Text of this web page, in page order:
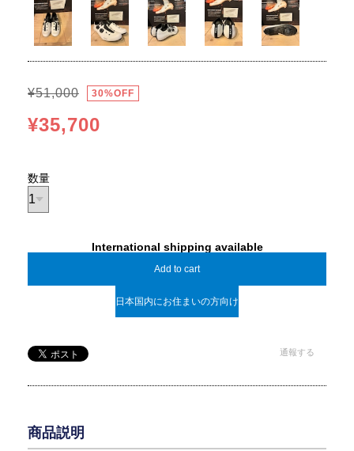
¥51,000 30%OFF
¥35,700
数量
International shipping available
Add to cart
日本国内にお住まいの方向け
通報する
商品説明